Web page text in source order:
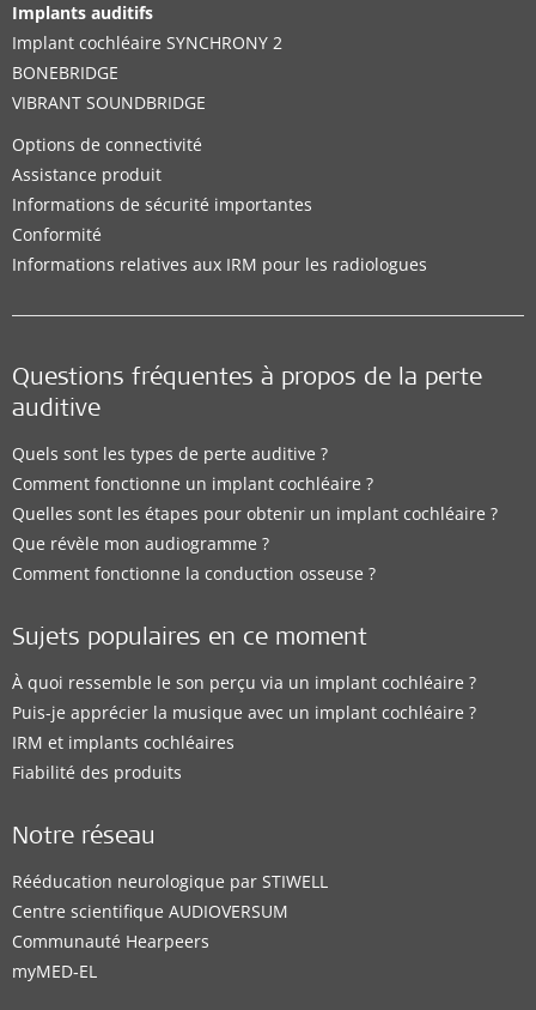
Implants auditifs
Implant cochléaire SYNCHRONY 2
BONEBRIDGE
VIBRANT SOUNDBRIDGE
Options de connectivité
Assistance produit
Informations de sécurité importantes
Conformité
Informations relatives aux IRM pour les radiologues
Questions fréquentes à propos de la perte
auditive
Quels sont les types de perte auditive ?
Comment fonctionne un implant cochléaire ?
Quelles sont les étapes pour obtenir un implant cochléaire ?
Que révèle mon audiogramme ?
Comment fonctionne la conduction osseuse ?
Sujets populaires en ce moment
À quoi ressemble le son perçu via un implant cochléaire ?
Puis-je apprécier la musique avec un implant cochléaire ?
IRM et implants cochléaires
Fiabilité des produits
Notre réseau
Rééducation neurologique par STIWELL
Centre scientifique AUDIOVERSUM
Communauté Hearpeers
myMED‑EL